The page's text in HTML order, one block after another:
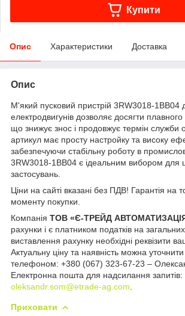
Купити
Опис Характеристики Доставка
Опис
М'який пусковий пристрій 3RW3018-1BB04
електродвигунів дозволяє досягти плавного
що знижує знос і продовжує термін служби
артикул має просту настройку та високу
забезпечуючи стабільну роботу в
3RW3018-1BB04 є ідеальним вибором для
застосувань.
Ціни на сайті вказані без ПДВ! Гарантія на
моменту покупки.
Компанія ТОВ «Є-ТРЕЙД
рахунки і є платником податків на
виставлення рахунку необхідні реквізити
Актуальну ціну та наявність можна
телефоном: +380 (067) 323-67-23 –
Електронна пошта для надсилання запитів:
oleksandr.som@etrade-ag.com
Приховати